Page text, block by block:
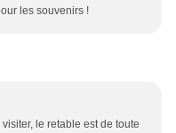
les souvenirs !
le retable est de toute